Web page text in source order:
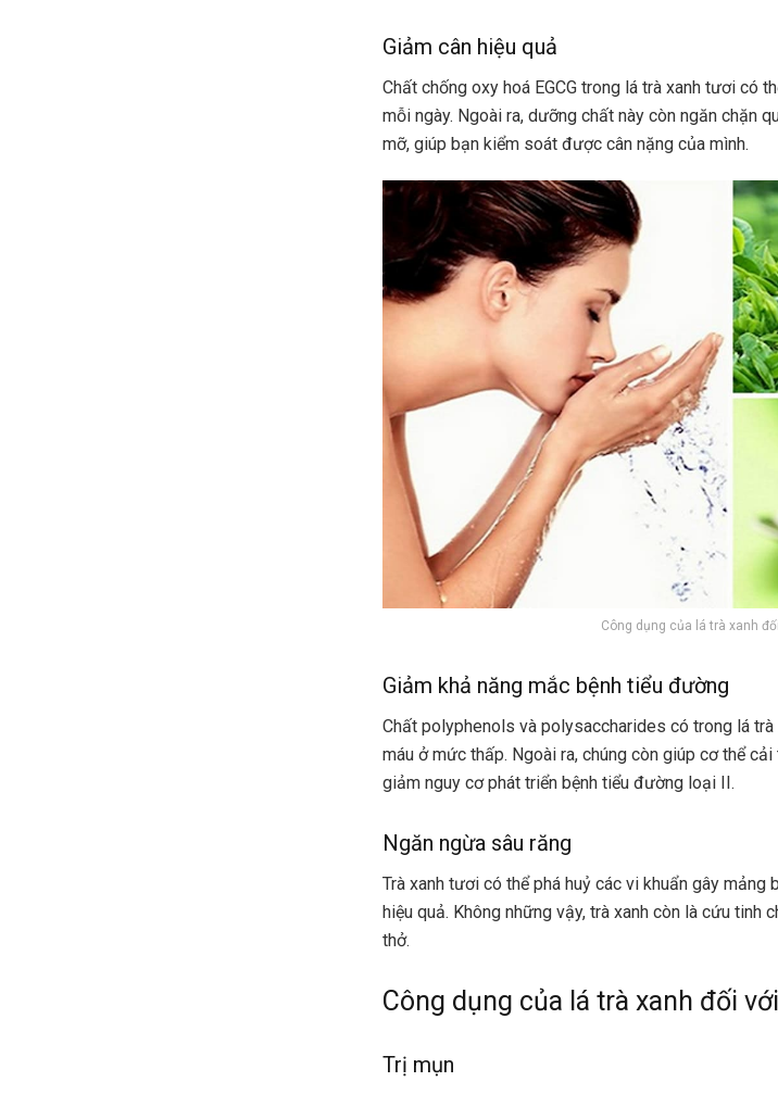
Giảm cân hiệu quả
Chất chống oxy hoá EGCG trong lá trà xanh tươi có
mỗi ngày. Ngoài ra, dưỡng chất này còn ngăn chặn
mỡ, giúp bạn kiểm soát được cân nặng của mình.
Công dụng của lá trà xanh
Giảm khả năng mắc bệnh tiểu đường
Chất polyphenols và polysaccharides có trong lá
máu ở mức thấp. Ngoài ra, chúng còn giúp cơ thể
giảm nguy cơ phát triển bệnh tiểu đường loại II.
Ngăn ngừa sâu răng
Trà xanh tươi có thể phá huỷ các vi khuẩn gây mảng
hiệu quả. Không những vậy, trà xanh còn là cứu tinh
thở.
Công dụng của lá trà xanh đối
Trị mụn